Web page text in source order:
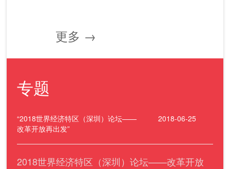
更多 →
专题
“2018世界经济特区（深圳）论坛——
改革开放再出发”
2018-06-25
2018世界经济特区（深圳）论坛——改革开放